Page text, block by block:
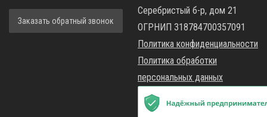
Заказать обратный звонок
Серебристый б-р, дом 21
ОГРНИП 318784700357091
Политика конфиденциальности
Политика обработки
персональных данных